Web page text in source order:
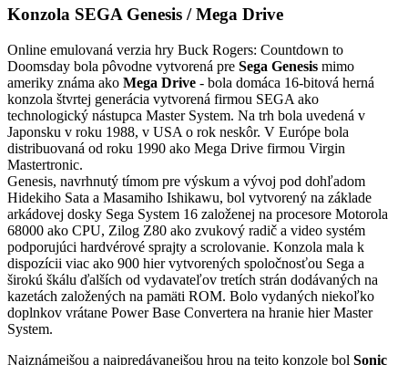
Konzola SEGA Genesis / Mega Drive
Online emulovaná verzia hry Buck Rogers: Countdown to
Doomsday bola pôvodne vytvorená pre Sega Genesis mimo
ameriky známa ako Mega Drive - bola domáca 16-bitová herná
konzola štvrtej generácia vytvorená firmou SEGA ako
technologický nástupca Master System. Na trh bola uvedená v
Japonsku v roku 1988, v USA o rok neskôr. V Európe bola
distribuovaná od roku 1990 ako Mega Drive firmou Virgin
Mastertronic.
Genesis, navrhnutý tímom pre výskum a vývoj pod dohľadom
Hidekiho Sata a Masamiho Ishikawu, bol vytvorený na základe
arkádovej dosky Sega System 16 založenej na procesore Motorola
68000 ako CPU, Zilog Z80 ako zvukový radič a video systém
podporujúci hardvérové sprajty a scrolovanie. Konzola mala k
dispozícii viac ako 900 hier vytvorených spoločnosťou Sega a
širokú škálu ďalších od vydavateľov tretích strán dodávaných na
kazetách založených na pamäti ROM. Bolo vydaných niekoľko
doplnkov vrátane Power Base Convertera na hranie hier Master
System.
Najznámejšou a najpredávanejšou hrou na tejto konzole bol Sonic